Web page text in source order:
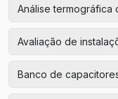
Análise termográfica
Avaliação de
Banco de